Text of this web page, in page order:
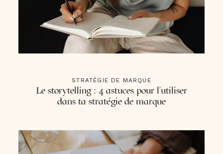
STRATÉGIE DE MARQUE
Le storytelling : 4 astuces pour l’utiliser
dans ta stratégie de marque